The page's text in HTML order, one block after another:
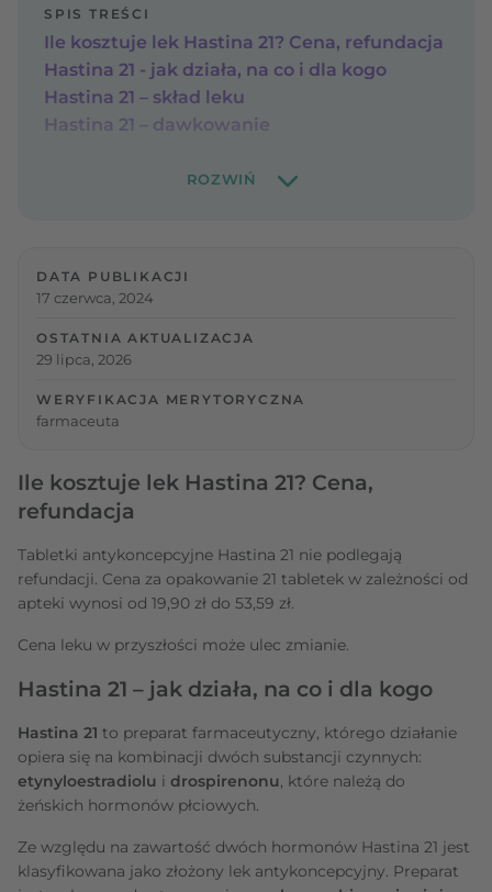
SPIS TREŚCI
Ile kosztuje lek Hastina 21? Cena, refundacja
Hastina 21 - jak działa, na co i dla kogo
Hastina 21 – skład leku
Hastina 21 – dawkowanie
DATA PUBLIKACJI
17 czerwca, 2024
OSTATNIA AKTUALIZACJA
29 lipca, 2026
WERYFIKACJA MERYTORYCZNA
farmaceuta
Ile kosztuje lek Hastina 21? Cena,
refundacja
Tabletki antykoncepcyjne Hastina 21 nie podlegają
refundacji. Cena za opakowanie 21 tabletek w zależności od
apteki wynosi od 19,90 zł do 53,59 zł.
Cena leku w przyszłości może ulec zmianie.
Hastina 21 – jak działa, na co i dla kogo
Hastina 21 to preparat farmaceutyczny, którego działanie
opiera się na kombinacji dwóch substancji czynnych:
etynyloestradiolu i drospirenonu, które należą do
żeńskich hormonów płciowych.
Ze względu na zawartość dwóch hormonów Hastina 21 jest
klasyfikowana jako złożony lek antykoncepcyjny. Preparat